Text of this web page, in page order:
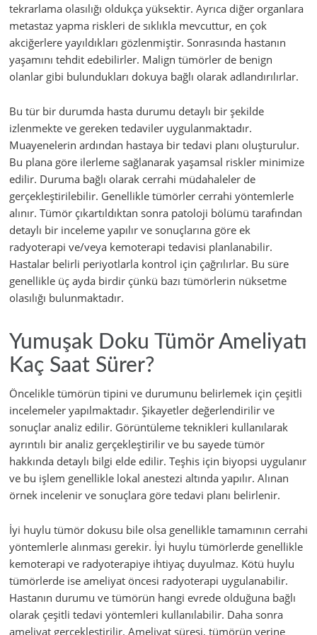
tekrarlama olasılığı oldukça yüksektir. Ayrıca diğer organlara
metastaz yapma riskleri de sıklıkla mevcuttur, en çok
akciğerlere yayıldıkları gözlenmiştir. Sonrasında hastanın
yaşamını tehdit edebilirler. Malign tümörler de benign
olanlar gibi bulundukları dokuya bağlı olarak adlandırılırlar.
Bu tür bir durumda hasta durumu detaylı bir şekilde
izlenmekte ve gereken tedaviler uygulanmaktadır.
Muayenelerin ardından hastaya bir tedavi planı oluşturulur.
Bu plana göre ilerleme sağlanarak yaşamsal riskler minimize
edilir. Duruma bağlı olarak cerrahi müdahaleler de
gerçekleştirilebilir. Genellikle tümörler cerrahi yöntemlerle
alınır. Tümör çıkartıldıktan sonra patoloji bölümü tarafından
detaylı bir inceleme yapılır ve sonuçlarına göre ek
radyoterapi ve/veya kemoterapi tedavisi planlanabilir.
Hastalar belirli periyotlarla kontrol için çağrılırlar. Bu süre
genellikle üç ayda birdir çünkü bazı tümörlerin nüksetme
olasılığı bulunmaktadır.
Yumuşak Doku Tümör Ameliyatı
Kaç Saat Sürer?
Öncelikle tümörün tipini ve durumunu belirlemek için çeşitli
incelemeler yapılmaktadır. Şikayetler değerlendirilir ve
sonuçlar analiz edilir. Görüntüleme teknikleri kullanılarak
ayrıntılı bir analiz gerçekleştirilir ve bu sayede tümör
hakkında detaylı bilgi elde edilir. Teşhis için biyopsi uygulanır
ve bu işlem genellikle lokal anestezi altında yapılır. Alınan
örnek incelenir ve sonuçlara göre tedavi planı belirlenir.
İyi huylu tümör dokusu bile olsa genellikle tamamının cerrahi
yöntemlerle alınması gerekir. İyi huylu tümörlerde genellikle
kemoterapi ve radyoterapiye ihtiyaç duyulmaz. Kötü huylu
tümörlerde ise ameliyat öncesi radyoterapi uygulanabilir.
Hastanın durumu ve tümörün hangi evrede olduğuna bağlı
olarak çeşitli tedavi yöntemleri kullanılabilir. Daha sonra
ameliyat gerçekleştirilir. Ameliyat süresi, tümörün yerine